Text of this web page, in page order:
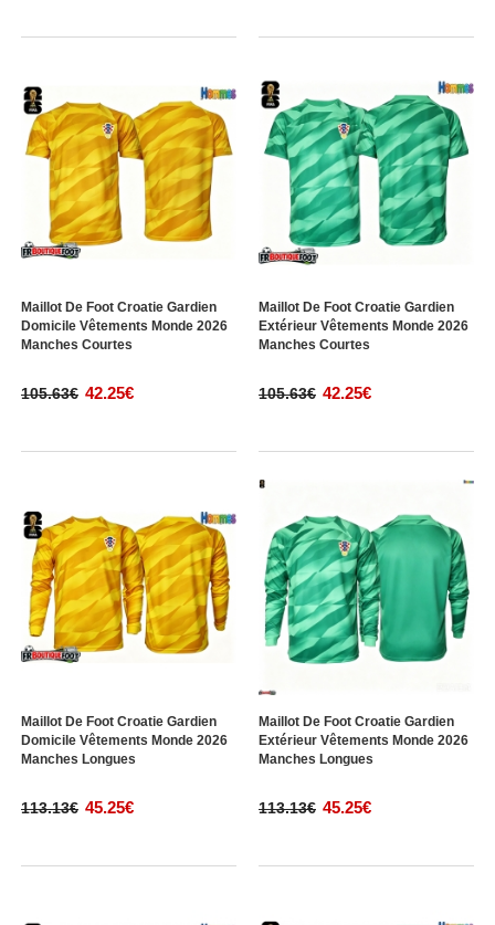
Maillot De Foot Croatie Gardien
Domicile Vêtements Monde 2026
Manches Courtes
105.63€ 42.25€
Maillot De Foot Croatie Gardien
Extérieur Vêtements Monde 2026
Manches Courtes
105.63€ 42.25€
Maillot De Foot Croatie Gardien
Domicile Vêtements Monde 2026
Manches Longues
113.13€ 45.25€
Maillot De Foot Croatie Gardien
Extérieur Vêtements Monde 2026
Manches Longues
113.13€ 45.25€